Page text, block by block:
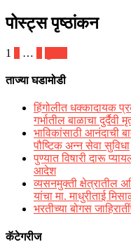
पोस्ट्स पृष्ठांकन
1 …
ताज्या घडामोडी
हिंगोलीत धक्कादायक
गर्भातील बाळाचा दुर्दैवी
भाविकांसाठी आनंदाची
पौष्टिक अन्न सेवा सुविधा
पुण्यात विषारी दारू
आदेश
व्यसनमुक्ती क्षेत्रातील
यांचा मा. माधुरीताई
भरतीच्या बोगस
कॅटेगरीज